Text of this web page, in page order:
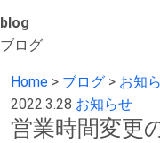
blog
ブログ
Home > ブログ > お知
2022.3.28 お知らせ
営業時間変更